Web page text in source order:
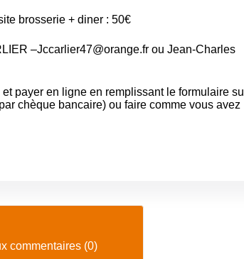
brosserie + diner : 50€
–Jccarlier47@orange.frou Jean-Charles
payer en ligne en remplissant le formulaire
chèque bancaire) ou faire comme vous avez
commentaires (0)